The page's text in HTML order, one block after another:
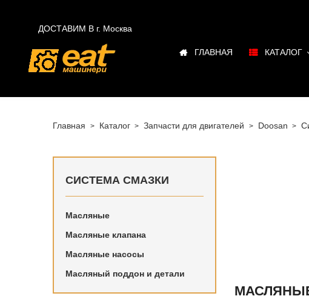
ДОСТАВИМ В г. Москва
ГЛАВНАЯ КАТАЛОГ
Главная Каталог Запчасти для двигателей Doosan
СИСТЕМА СМАЗКИ
Масляные
Масляные клапана
Масляные насосы
Масляный поддон и детали
Купить в Санкт-